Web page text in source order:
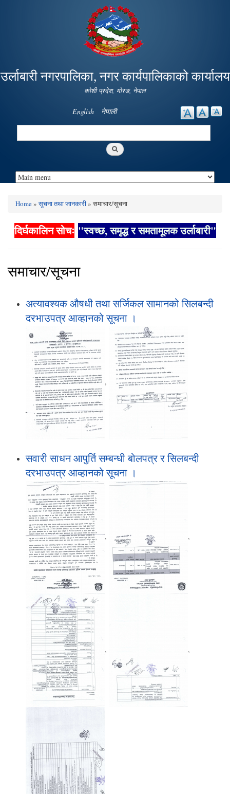
Skip to
main
content
उर्लाबारी नगरपालिका, नगर कार्यपालिकाको कार्यालय
कोशी प्रदेश, माेरङ, नेपाल
English नेपाली
Search
You are here
Home»सूचना तथा जानकारी» समाचार/सूचना
दिर्घकालिन सोचः "स्वच्छ, समृद्ध र समतामूलक उर्लाबारी"
समाचार/सूचना
अत्यावश्यक औषधी तथा सर्जिकल सामानको सिलबन्दी
दरभाउपत्र आव्हानको सूचना ।
,
सवारी साधन आपुर्ति सम्बन्धी बोलपत्र र सिलबन्दी
दरभाउपत्र आव्हानको सूचना ।
, ,
, ,